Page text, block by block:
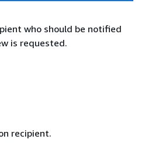
who should be notified
is requested.
recipient.